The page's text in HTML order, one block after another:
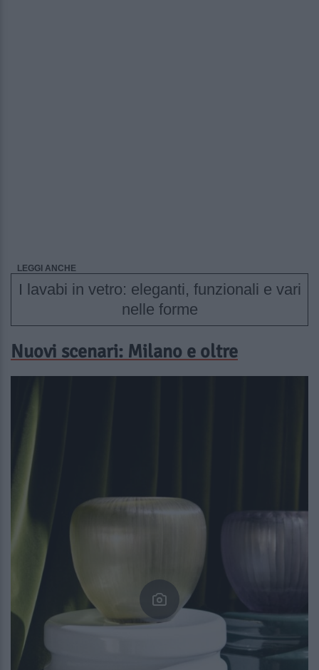
LEGGI ANCHE
I lavabi in vetro: eleganti, funzionali e vari
nelle forme
Nuovi scenari: Milano e oltre